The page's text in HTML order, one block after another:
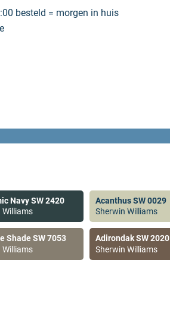
besteld = morgen in huis
Navy SW 2420
Williams
Acanthus SW 0029
Sherwin Williams
Shade SW 7053
Williams
Adirondak SW 2020
Sherwin Williams